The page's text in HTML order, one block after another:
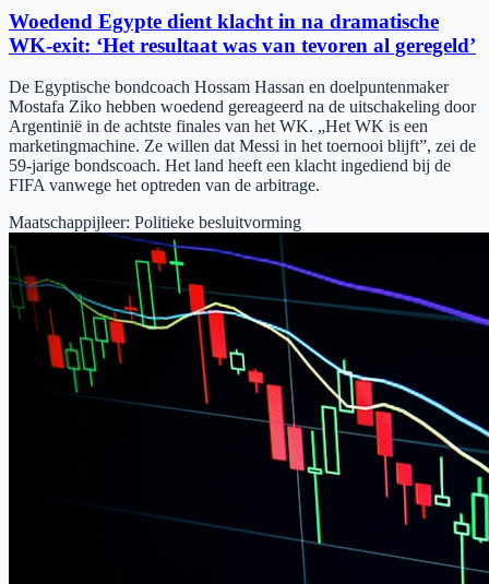
Woedend Egypte dient klacht in na dramati­sche
WK-exit: ‘Het resultaat was van tevoren al geregeld’
De Egyptische bondcoach Hossam Hassan en doelpuntenmaker
Mostafa Ziko hebben woedend gereageerd na de uitschakeling door
Argentinië in de achtste finales van het WK. „Het WK is een
marketingmachine. Ze willen dat Messi in het toernooi blijft”, zei de
59-jarige bondscoach. Het land heeft een klacht ingediend bij de
FIFA vanwege het optreden van de arbitrage.
Maatschappijleer: Politieke besluitvorming